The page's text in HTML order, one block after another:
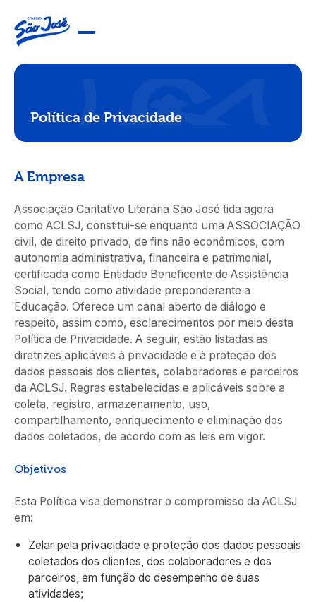
Política de Privacidade
A Empresa
Associação Caritativo Literária São José tida agora
como ACLSJ, constitui-se enquanto uma ASSOCIAÇÃO
civil, de direito privado, de fins não econômicos, com
autonomia administrativa, financeira e patrimonial,
certificada como Entidade Beneficente de Assistência
Social, tendo como atividade preponderante a
Educação. Oferece um canal aberto de diálogo e
respeito, assim como, esclarecimentos por meio desta
Política de Privacidade. A seguir, estão listadas as
diretrizes aplicáveis à privacidade e à proteção dos
dados pessoais dos clientes, colaboradores e parceiros
da ACLSJ. Regras estabelecidas e aplicáveis sobre a
coleta, registro, armazenamento, uso,
compartilhamento, enriquecimento e eliminação dos
dados coletados, de acordo com as leis em vigor.
Objetivos
Esta Política visa demonstrar o compromisso da ACLSJ
em:
Zelar pela privacidade e proteção dos dados pessoais
coletados dos clientes, dos colaboradores e dos
parceiros, em função do desempenho de suas
atividades;